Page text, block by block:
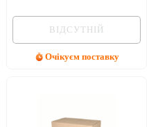
ВІДСУТНІЙ
Очікуєм поставку